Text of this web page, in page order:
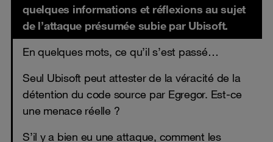
quelques informations et réflexions au sujet
de l’attaque présumée subie par Ubisoft.
En quelques mots, ce qu’il s’est passé…
Seul Ubisoft peut attester de la véracité de la
détention du code source par Egregor. Est-ce
une menace réelle ?
S’il y a bien eu une attaque, comment les